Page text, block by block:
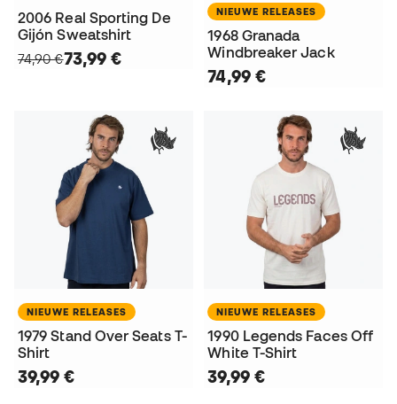
2006 Real Sporting De
Gijón Sweatshirt
74,90 €73,99 €
NIEUWE RELEASES
1968 Granada
Windbreaker Jack
74,99 €
NIEUWE RELEASES
1979 Stand Over Seats T-
Shirt
39,99 €
NIEUWE RELEASES
1990 Legends Faces Off
White T-Shirt
39,99 €